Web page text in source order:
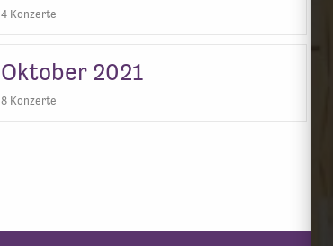
4 Konzerte
Oktober 2021
8 Konzerte